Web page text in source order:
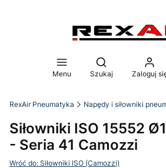
Menu
Otwórz
Szukaj Zaloguj
RexAir Pneumatyka Napędy i siłowniki
Siłowniki ISO 15552
- Seria 41 Camozzi
Wróć do: Siłowniki ISO (Camozzi)